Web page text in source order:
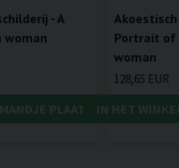
- A
PLAATSEN
Portrait of
woman
128,65 EUR
IN HET